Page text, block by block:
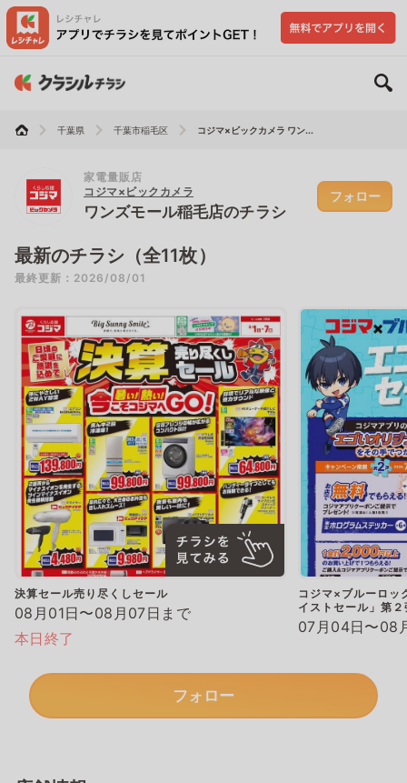
千葉県 千葉市稲毛区 コジマ×ビックカメラ ワン...
家電量販店
コジマ×ビックカメラ
ワンズモール稲毛店のチラシ
フォロー
最新のチラシ（全11枚）
最終更新：2026/08/01
決算セール売り尽くしセール
08月01日〜08月07日まで
本日終了
コジマ×ブルーロ
イストセール」第２
07月04日〜08
フォロー